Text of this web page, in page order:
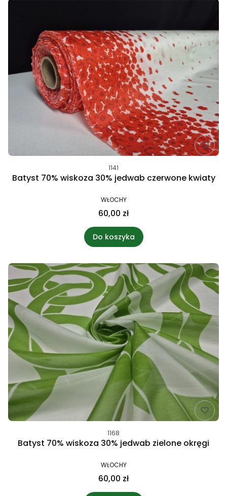
1141
Batyst 70% wiskoza 30% jedwab czerwone kwiaty
WŁOCHY
60,00 zł
Do koszyka
1168
Batyst 70% wiskoza 30% jedwab zielone okręgi
WŁOCHY
60,00 zł